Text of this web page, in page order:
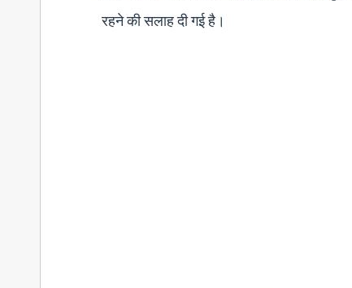
रहने की सलाह दी गई है।